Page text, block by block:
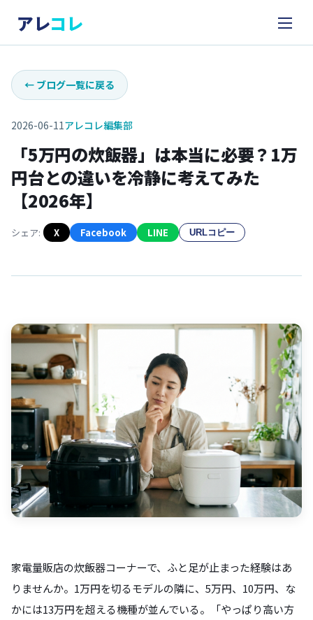
アレコレ
← ブログ一覧に戻る
2026-06-11アレコレ編集部
「5万円の炊飯器」は本当に必要？1万
円台との違いを冷静に考えてみた
【2026年】
シェア: X Facebook LINE URLコピー
家電量販店の炊飯器コーナーで、ふと足が止まった経験はあ
りませんか。1万円を切るモデルの隣に、5万円、10万円、な
かには13万円を超える機種が並んでいる。「やっぱり高い方